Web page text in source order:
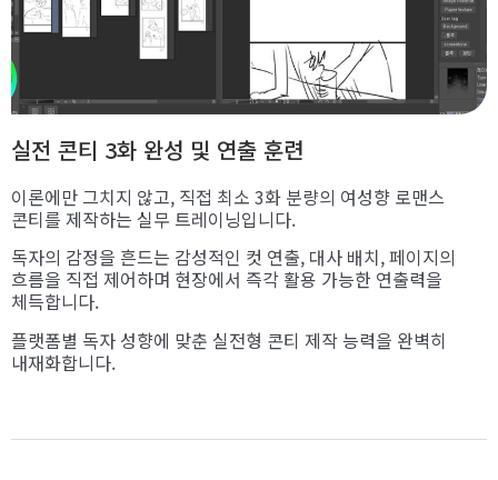
실전 콘티 3화 완성 및 연출 훈련
이론에만 그치지 않고, 직접 최소 3화 분량의 여성향 로맨스
콘티를 제작하는 실무 트레이닝입니다.
독자의 감정을 흔드는 감성적인 컷 연출, 대사 배치, 페이지의
흐름을 직접 제어하며 현장에서 즉각 활용 가능한 연출력을
체득합니다.
플랫폼별 독자 성향에 맞춘 실전형 콘티 제작 능력을 완벽히
내재화합니다.